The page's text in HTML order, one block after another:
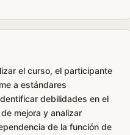
el curso, el participante
a estándares
debilidades en el
mejora y analizar
de la función de